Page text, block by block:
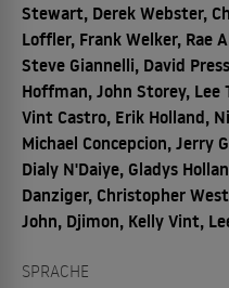
Stewart, Derek Webster,
Loffler, Frank Welker, Rae
Steve Giannelli, David
Hoffman, John Storey, Lee
Vint Castro, Erik Holland,
Michael Concepcion, Jerry
Dialy N'Daiye, Gladys
Danziger, Christopher
John, Djimon, Kelly Vint,
SPRACHE